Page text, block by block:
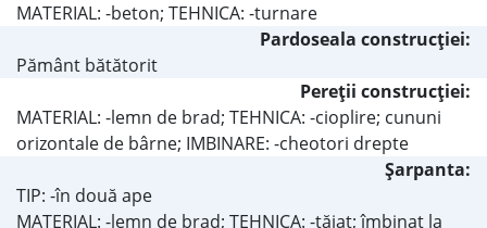
MATERIAL: -beton; TEHNICA: -turnare
Pardoseala construcţiei:
Pământ bătătorit
Pereţii construcţiei:
MATERIAL: -lemn de brad; TEHNICA: -cioplire; cununi
orizontale de bârne; IMBINARE: -cheotori drepte
Şarpanta:
TIP: -în două ape
MATERIAL: -lemn de brad; TEHNICA: -tăiat; îmbinat la